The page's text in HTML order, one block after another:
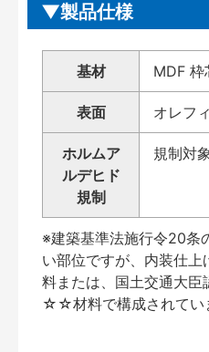
製品仕様
基材 MDF 枠
表面 オレフ
ホルムア
ルデヒド
規制
規制対
※建築基準法施行令20条
い部位ですが、内装仕
料または、国土交通大
☆☆材料で構成されてい